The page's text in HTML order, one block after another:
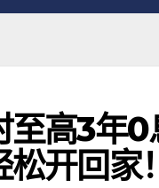
至高3年
松开回家！